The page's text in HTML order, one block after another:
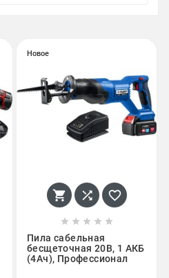
Новое
  
    
Пила сабельная
бесщеточная 20В, 1 АКБ
(4Ач), Профессионал